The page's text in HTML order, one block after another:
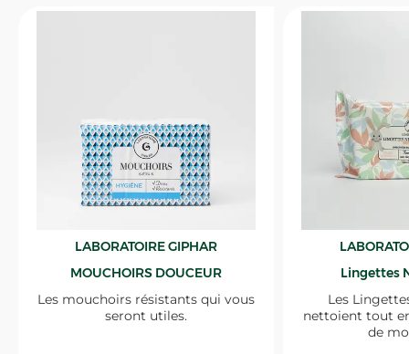
LABORATOIRE GIPHAR
MOUCHOIRS DOUCEUR
Les mouchoirs résistants qui vous
seront utiles.
Lingettes
Les
nettoient tout
de